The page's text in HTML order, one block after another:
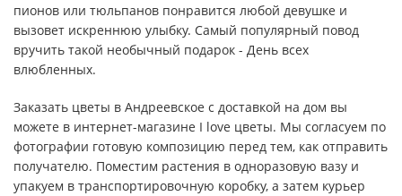
пионов или тюльпанов понравится любой девушке и
вызовет искреннюю улыбку. Самый популярный повод
вручить такой необычный подарок - День всех
влюбленных.
Заказать цветы в Андреевское с доставкой на дом вы
можете в интернет-магазине I love цветы. Мы согласуем по
фотографии готовую композицию перед тем, как отправить
получателю. Поместим растения в одноразовую вазу и
упакуем в транспортировочную коробку, а затем курьер